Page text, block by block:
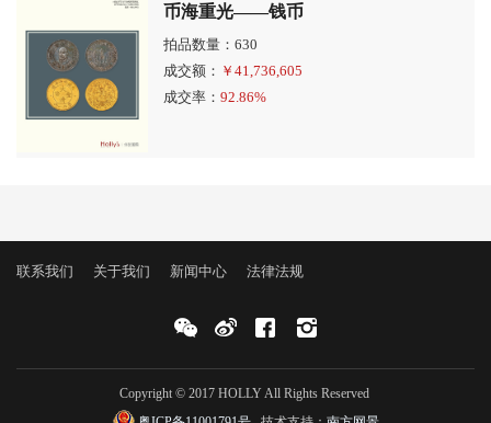
币海重光――钱币
拍品数量：630
成交额： ￥ 41,736,605
成交率： 92.86%
联系我们 关于我们 新闻中心 法律法规
Copyright © 2017 HOLLY All Rights Reserved